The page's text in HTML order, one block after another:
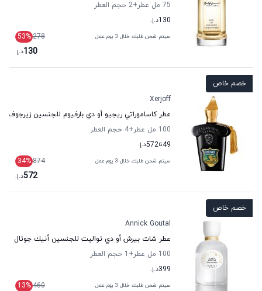
75 مل عطر
+2
حجم العطر
130د.إ.
سيتم شحن طلبك خلال 3 يوم عمل 278
53%
130د.إ.
خصم خاص
Xerjoff
عطر كاساموراتي ريجيو أو دي بارفيوم للجنسين زيرجوف
100 مل عطر
+4
حجم العطر
49تا572د.إ.
سيتم شحن طلبك خلال 3 يوم عمل 874
34%
572د.إ.
خصم خاص
Annick Goutal
عطر شات بيرش أو دي تواليت للجنسين أنيك جوتال
100 مل عطر
+1
حجم العطر
399د.إ.
سيتم شحن طلبك خلال 3 يوم عمل 460
13%